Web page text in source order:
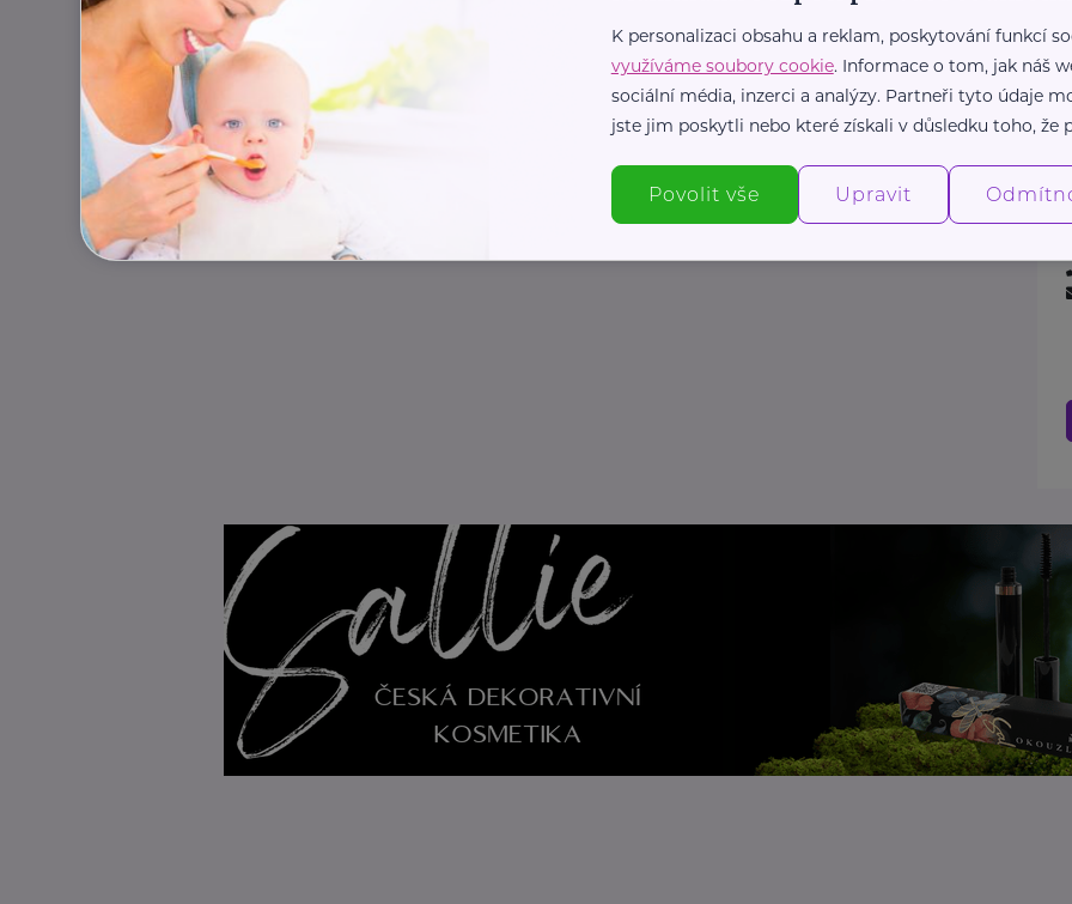
K personalizaci obsahu a reklam, poskytování funkcí
využíváme soubory cookie. Informace o tom, jak náš
sociální média, inzerci a analýzy. Partneři tyto údaje
jste jim poskytli nebo které získali v důsledku toho, že
Povolit vše Upravit